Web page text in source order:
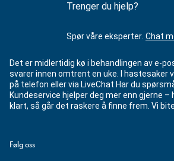
Trenger du hjelp?
Spør våre eksperter. Chat
Det er midlertidig kø i behandlingen av e-
svarer innen omtrent en uke. I hastesaker
på telefon eller via LiveChat Har du
Kundeservice hjelper deg mer enn gjerne
klart, så går det raskere å finne frem. Vi
Følg oss